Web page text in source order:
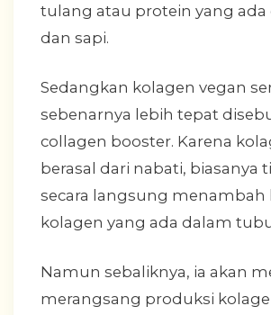
tulang atau protein yang ada
dan sapi.
Sedangkan kolagen vegan
sebenarnya lebih tepat
collagen booster. Karena
berasal dari nabati, biasanya
secara langsung menambah
kolagen yang ada dalam
Namun sebaliknya, ia akan
merangsang produksi